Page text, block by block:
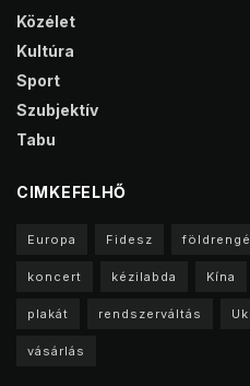
Közélet
Kultúra
Sport
Szubjektív
Tabu
CIMKEFELHŐ
Europa Fidesz
koncert kézilabda Kína
plakát rendszerváltás
vásárlás